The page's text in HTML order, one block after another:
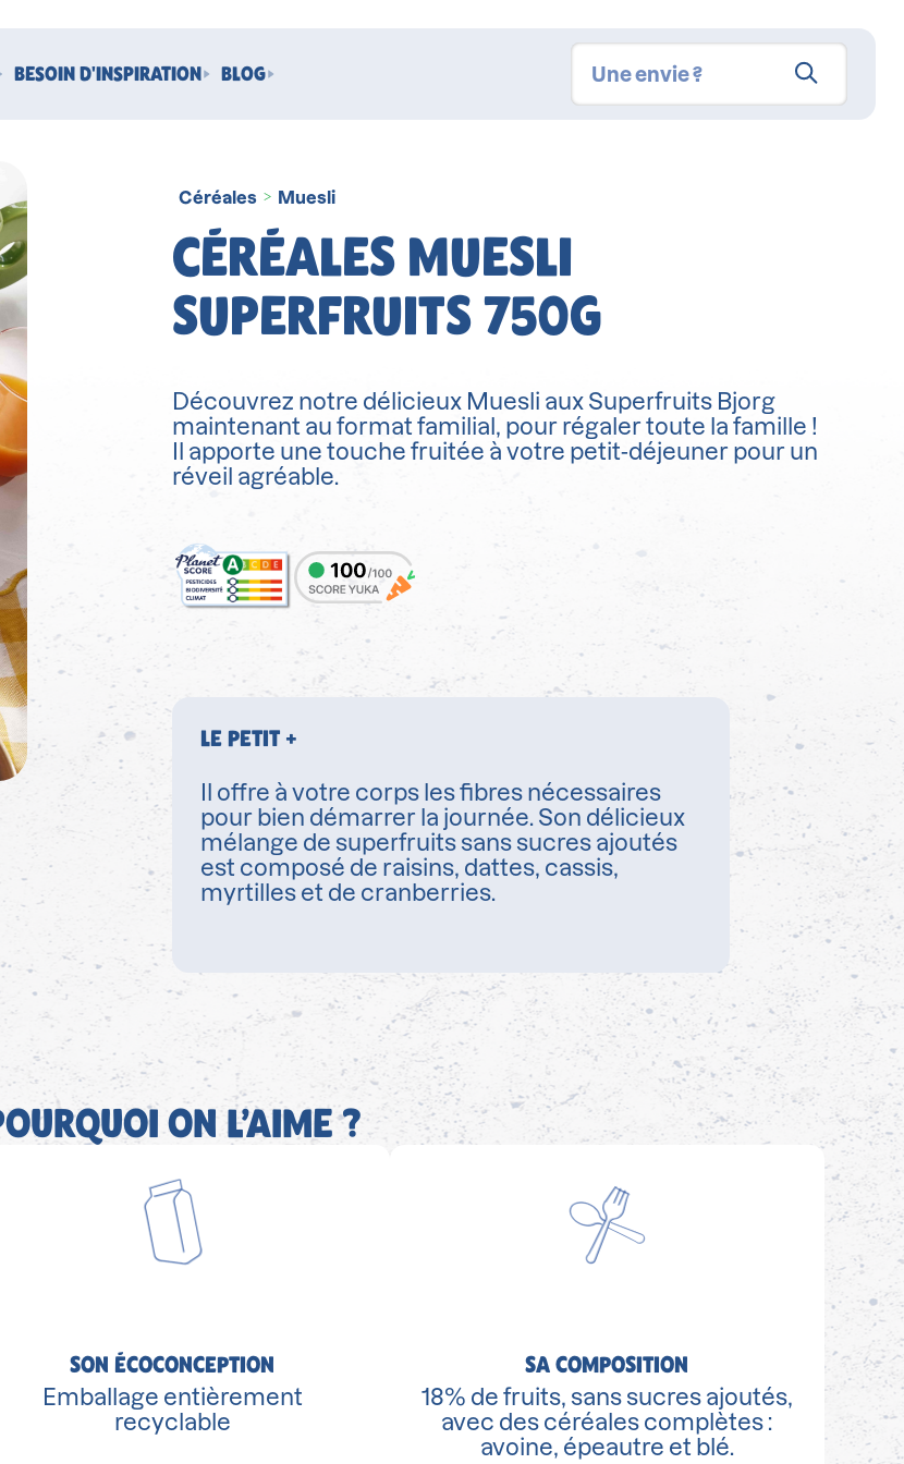
BESOIN D'INSPIRATION BLOG
Céréales > Muesli
CÉRÉALES MUESLI
SUPERFRUITS 750G
Découvrez notre délicieux Muesli aux Superfruits Bjorg
maintenant au format familial, pour régaler toute la famille !
Il apporte une touche fruitée à votre petit-déjeuner pour un
réveil agréable.
LE PETIT +
Il offre à votre corps les fibres nécessaires
pour bien démarrer la journée. Son délicieux
mélange de superfruits sans sucres ajoutés
est composé de raisins, dattes, cassis,
myrtilles et de cranberries.
ON L’AIME ?
SON ÉCOCONCEPTION
Emballage entièrement
recyclable
SA COMPOSITION
18% de fruits, sans sucres ajoutés,
avec des céréales complètes :
avoine, épeautre et blé.